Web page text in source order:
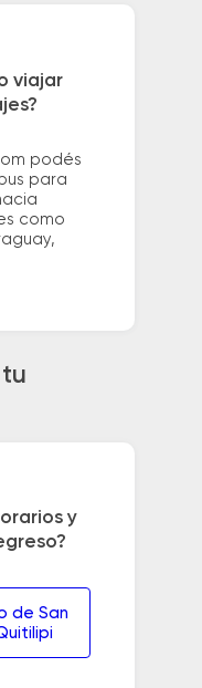
viajar
podés
para
como
y
de San